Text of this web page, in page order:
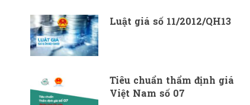
Luật giá số 11/2012/QH13
Tiêu chuẩn thẩm định giá
Việt Nam số 07